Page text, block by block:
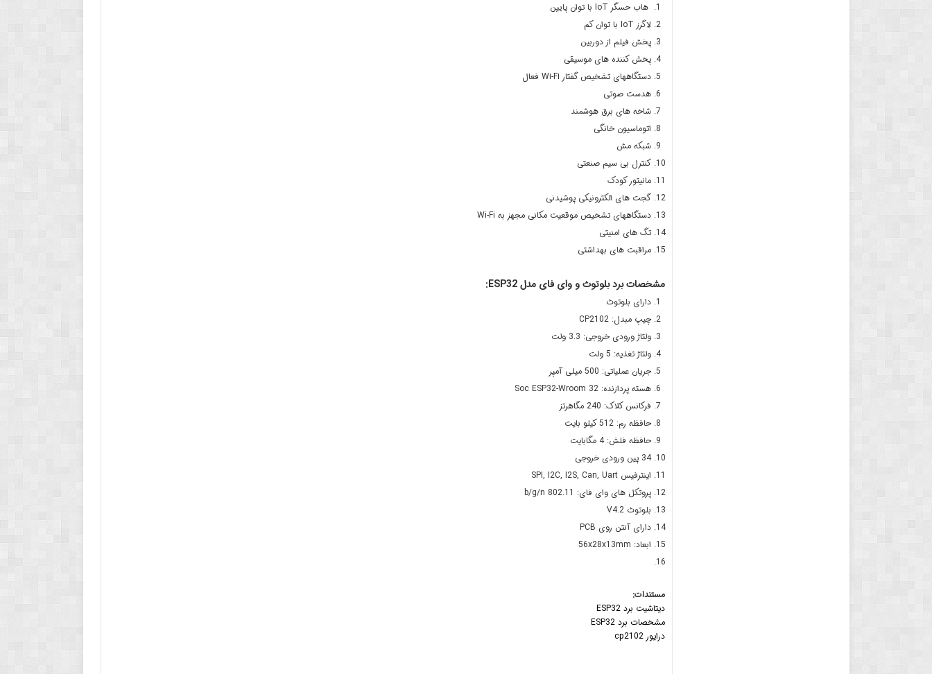
هاب حسگر IoT با توان پایین
لاگرز IoT با توان کم
پخش فیلم از دوربین
پخش کننده های موسیقی
دستگاههای تشخیص گفتار Wi-Fi فعال
هدست صوتی
شاخه های برق هوشمند
اتوماسیون خانگی
شبکه مش
کنترل بی سیم صنعتی
مانیتور کودک
گجت های الکترونیکی پوشیدنی
دستگاههای تشخیص موقعیت مکانی مجهز به Wi-Fi
تگ های امنیتی
مراقبت های بهداشتی
مشخصات برد بلوتوث و وای فای مدل ESP32:
دارای بلوتوث
چیپ مبدل: CP2102
ولتاژ ورودی خروجی: 3.3 ولت
ولتاژ تغذیه: 5 ولت
جریان عملیاتی: 500 میلی آمپر
هسته پردازنده: Soc ESP32-Wroom 32
فرکانس کلاک: 240 مگاهرتز
حافظه رم: 512 کیلو بایت
حافظه فلش: 4 مگابایت
34 پین ورودی خروجی
اینترفیس SPI, I2C, I2S, Can, Uart
پروتکل های وای فای: 802.11 b/g/n
بلوتوث V4.2
دارای آنتن روی PCB
ابعاد: 56x28x13mm
مستندات:
دیتاشیت برد ESP32
مشخصات برد ESP32
درایور cp2102